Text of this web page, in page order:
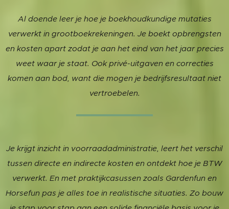
Al doende leer je hoe je boekhoudkundige mutaties
verwerkt in grootboekrekeningen. Je boekt opbrengsten
en kosten apart zodat je aan het eind van het jaar precies
weet waar je staat. Ook privé-uitgaven en correcties
komen aan bod, want die mogen je bedrijfsresultaat niet
vertroebelen.
Je krijgt inzicht in voorraadadministratie, leert het verschil
tussen directe en indirecte kosten en ontdekt hoe je BTW
verwerkt. En met praktijkcasussen zoals Gardenfun en
Horsefun pas je alles toe in realistische situaties. Zo bouw